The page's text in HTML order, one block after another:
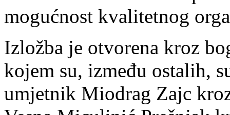
mogućnost kvalitetnog
Izložba je otvorena kroz
kojem su, između ostalih,
umjetnik Miodrag Zajc